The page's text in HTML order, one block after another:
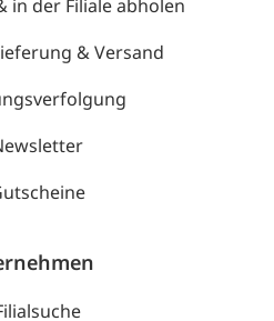
in der Filiale abholen
& Versand